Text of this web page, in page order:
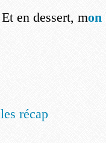
Et en dessert, mon
les récap